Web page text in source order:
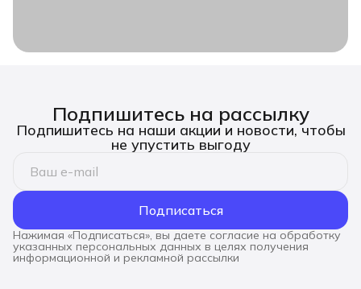
Подпишитесь на рассылку
Подпишитесь на наши акции и новости, чтобы
не упустить выгоду
Подписаться
Нажимая «Подписаться», вы даете согласие на обработку
указанных персональных данных в целях получения
информационной и рекламной рассылки